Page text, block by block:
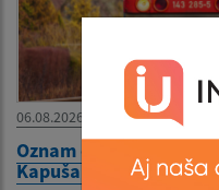
06.08.2026
Oznam o výluke
Kapušany pri Prešove